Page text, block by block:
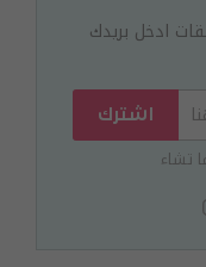
ادخل بريدك
اشترك
تشاء